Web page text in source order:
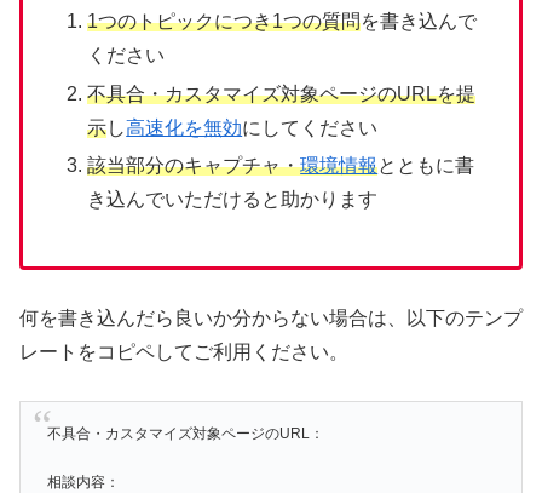
1つのトピックにつき1つの質問を書き込んで
ください
不具合・カスタマイズ対象ページのURLを提
示し高速化を無効にしてください
該当部分のキャプチャ・環境情報とともに書
き込んでいただけると助かります
何を書き込んだら良いか分からない場合は、以下のテンプ
レートをコピペしてご利用ください。
不具合・カスタマイズ対象ページのURL：
相談内容：